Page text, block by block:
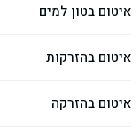
איטום בטון למים
איטום בהזרקות
איטום בהזרקה